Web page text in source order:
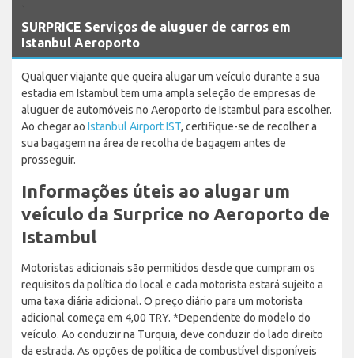
SURPRICE Serviços de aluguer de carros em
Istanbul Aeroporto
Qualquer viajante que queira alugar um veículo durante a sua
estadia em Istambul tem uma ampla seleção de empresas de
aluguer de automóveis no Aeroporto de Istambul para escolher.
Ao chegar ao Istanbul Airport IST, certifique-se de recolher a
sua bagagem na área de recolha de bagagem antes de
prosseguir.
Informações úteis ao alugar um
veículo da Surprice no Aeroporto de
Istambul
Motoristas adicionais são permitidos desde que cumpram os
requisitos da política do local e cada motorista estará sujeito a
uma taxa diária adicional. O preço diário para um motorista
adicional começa em 4,00 TRY. *Dependente do modelo do
veículo. Ao conduzir na Turquia, deve conduzir do lado direito
da estrada. As opções de política de combustível disponíveis